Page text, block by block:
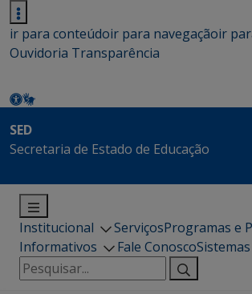
ir para conteúdoir para navegaçãoir
Ouvidoria Transparência
SED
Secretaria de Estado de Educação
Institucional ServiçosProgramas e
Informativos
Fale ConoscoSistemas
Pesquisar
por: